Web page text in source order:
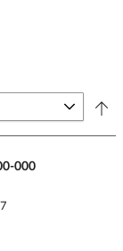
000